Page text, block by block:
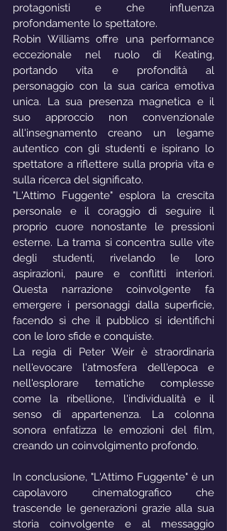
protagonisti e che influenza
profondamente lo spettatore.
Robin Williams offre una performance
eccezionale nel ruolo di Keating,
portando vita e profondità al
personaggio con la sua carica emotiva
unica. La sua presenza magnetica e il
suo approccio non convenzionale
all'insegnamento creano un legame
autentico con gli studenti e ispirano lo
spettatore a riflettere sulla propria vita e
sulla ricerca del significato.
"L'Attimo Fuggente" esplora la crescita
personale e il coraggio di seguire il
proprio cuore nonostante le pressioni
esterne. La trama si concentra sulle vite
degli studenti, rivelando le loro
aspirazioni, paure e conflitti interiori.
Questa narrazione coinvolgente fa
emergere i personaggi dalla superficie,
facendo sì che il pubblico si identifichi
con le loro sfide e conquiste.
La regia di Peter Weir è straordinaria
nell'evocare l'atmosfera dell'epoca e
nell'esplorare tematiche complesse
come la ribellione, l'individualità e il
senso di appartenenza. La colonna
sonora enfatizza le emozioni del film,
creando un coinvolgimento profondo.
In conclusione, "L'Attimo Fuggente" è un
capolavoro cinematografico che
trascende le generazioni grazie alla sua
storia coinvolgente e al messaggio